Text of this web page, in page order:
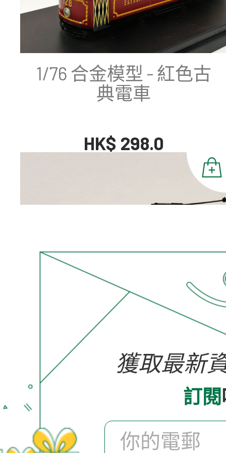
1/76 合金模型 - 紅色古
典電車
HK$ 298.0
1/76 合金模型 - 綠色古
獲取最新
訂閱